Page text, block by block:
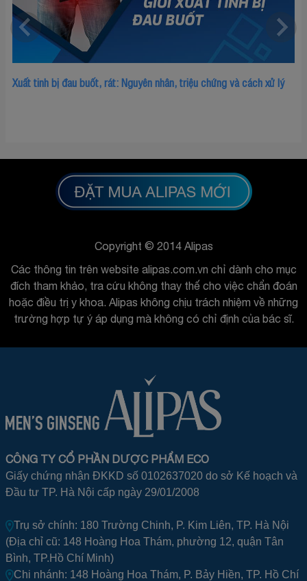
tinh bị đau buốt, rát: Nguyên nhân, triệu chứng và cách xử lý
điều trị
Copyright © 2014 Alipas
Các thông tin trên website alipas.com.vn chỉ dành cho mục
đích tham khảo, tra cứu không thay thế cho việc chẩn đoán
hoặc điều trị y khoa. Alipas không chịu trách nhiệm về những
trường hợp tự ý áp dụng mà không có chỉ định của bác sĩ.
CÔNG TY CỔ PHẦN DƯỢC PHẨM ECO
Giấy chứng nhận ĐKKD số 0102637020 do sở Kế hoạch và
Đầu tư TP. Hà Nội cấp ngày 29/01/2008
Trụ sở chính: 180 Trường Chinh, P. Kim Liên, TP. Hà Nội
(Địa chỉ cũ: 148 Hoàng Hoa Thám, phường 12, quận Tân
Bình, TP.Hồ Chí Minh)
Chi nhánh: 148 Hoàng Hoa Thám, P. Bảy Hiền, TP. Hồ Chí